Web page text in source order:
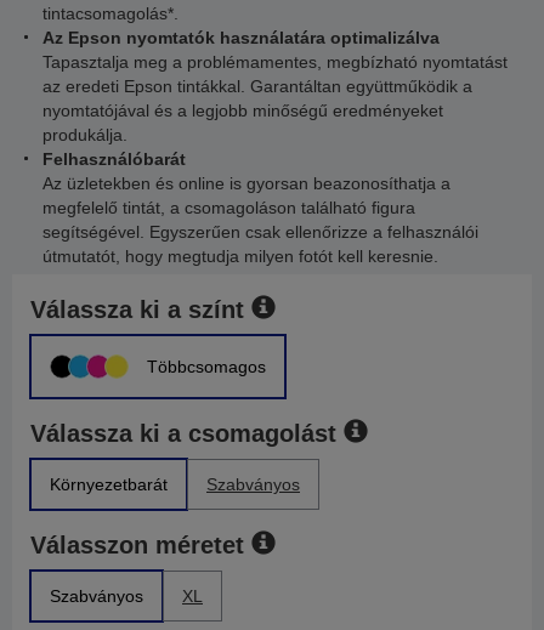
tintacsomagolás*.
Az Epson nyomtatók használatára optimalizálva
Tapasztalja meg a problémamentes, megbízható nyomtatást
az eredeti Epson tintákkal. Garantáltan együttműködik a
nyomtatójával és a legjobb minőségű eredményeket
produkálja.
Felhasználóbarát
Az üzletekben és online is gyorsan beazonosíthatja a
megfelelő tintát, a csomagoláson található figura
segítségével. Egyszerűen csak ellenőrizze a felhasználói
útmutatót, hogy megtudja milyen fotót kell keresnie.
Válassza ki a színt
Többcsomagos
Válassza ki a csomagolást
Környezetbarát Szabványos
Válasszon méretet
Szabványos XL